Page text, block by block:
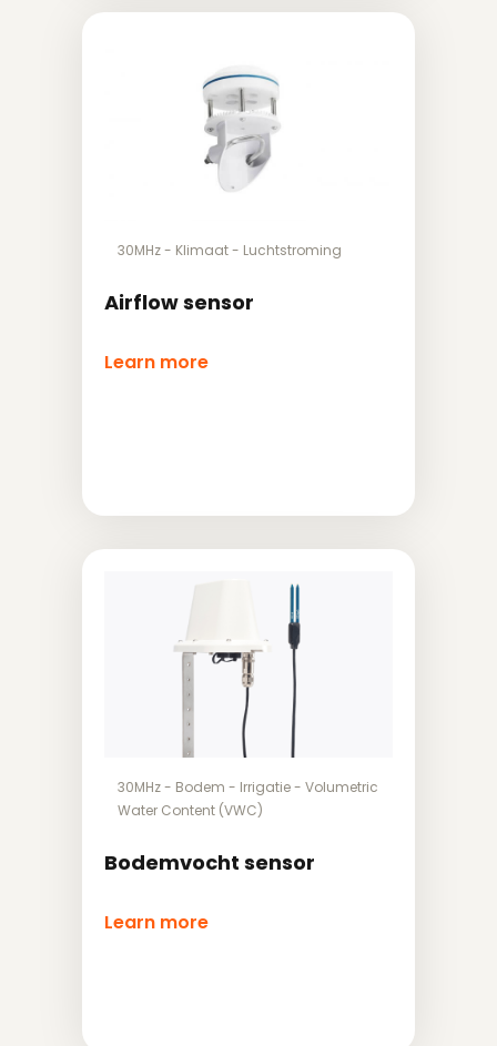
30MHz- Klimaat- Luchtstroming
Airflow sensor
Learn more
30MHz- Bodem - Irrigatie- Volumetric
Water Content (VWC)
Bodemvocht sensor
Learn more